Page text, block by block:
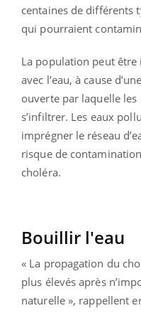
centaines de différents
qui pourraient
La population peut
avec l’eau, à cause
ouverte par laquelle
s’infiltrer. Les eaux
imprégner le réseau
risque de
choléra.
Bouillir l'eau
« La propagation du
plus élevés après
naturelle », rappellent